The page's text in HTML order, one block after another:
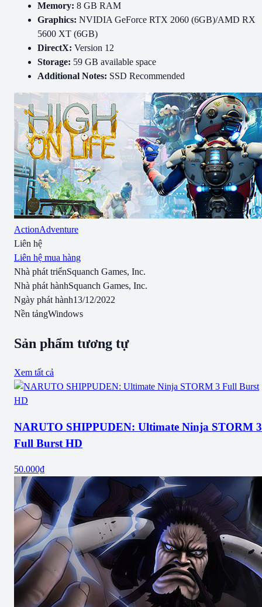
Memory: 8 GB RAM
Graphics: NVIDIA GeForce RTX 2060 (6GB)/AMD RX
5600 XT (6GB)
DirectX: Version 12
Storage: 59 GB available space
Additional Notes: SSD Recommended
ActionAdventure
Liên hệ
Liên hệ mua hàng
Nhà phát triểnSquanch Games, Inc.
Nhà phát hànhSquanch Games, Inc.
Ngày phát hành13/12/2022
Nền tảngWindows
Sản phẩm tương tự
Xem tất cả
NARUTO SHIPPUDEN: Ultimate Ninja STORM 3
Full Burst HD
50.000₫